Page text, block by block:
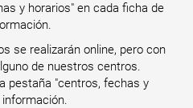
y horarios" en cada ficha de
se realizarán online, pero con
de nuestros centros.
pestaña "centros, fechas y